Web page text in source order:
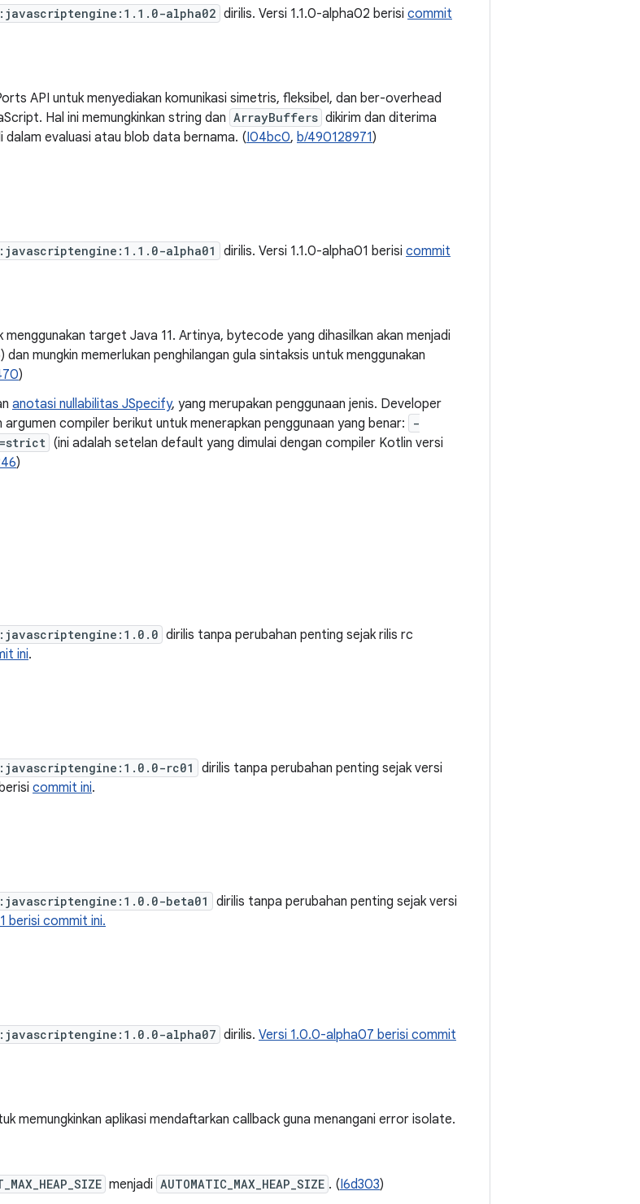
alpha02 dirilis. Versi 1.1.0-alpha02 berisi commit
API untuk menyediakan komunikasi simetris, fleksibel, dan ber-overhead
Hal ini memungkinkan string dan ArrayBuffers dikirim dan diterima
dalam evaluasi atau blob data bernama. (I04bc0, b/490128971)
alpha01 dirilis. Versi 1.1.0-alpha01 berisi commit
menggunakan target Java 11. Artinya, bytecode yang dihasilkan akan menjadi
mungkin memerlukan penghilangan gula sintaksis untuk menggunakan
)
anotasi nullabilitas JSpecify, yang merupakan penggunaan jenis. Developer
argumen compiler berikut untuk menerapkan penggunaan yang benar:
-
(ini adalah setelan default yang dimulai dengan compiler Kotlin versi
)
dirilis tanpa perubahan penting sejak rilis rc
ini.
rc01
dirilis tanpa perubahan penting sejak versi
commit ini.
beta01
dirilis tanpa perubahan penting sejak versi
berisi commit ini.
alpha07 dirilis. Versi 1.0.0-alpha07 berisi commit
memungkinkan aplikasi mendaftarkan callback guna menangani error isolate.
menjadi AUTOMATIC_MAX_HEAP_SIZE . (I6d303)